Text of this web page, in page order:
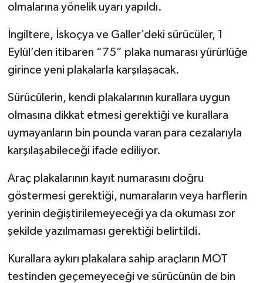
olmalarına yönelik uyarı yapıldı.
İngiltere, İskoçya ve Galler’deki sürücüler, 1
Eylül’den itibaren “75” plaka numarası yürürlüğe
girince yeni plakalarla karşılaşacak.
Sürücülerin, kendi plakalarının kurallara uygun
olmasına dikkat etmesi gerektiği ve kurallara
uymayanların bin pounda varan para cezalarıyla
karşılaşabileceği ifade ediliyor.
Araç plakalarının kayıt numarasını doğru
göstermesi gerektiği, numaraların veya harflerin
yerinin değiştirilemeyeceği ya da okuması zor
şekilde yazılmaması gerektiği belirtildi.
Kurallara aykırı plakalara sahip araçların MOT
testinden geçemeyeceği ve sürücünün de bin